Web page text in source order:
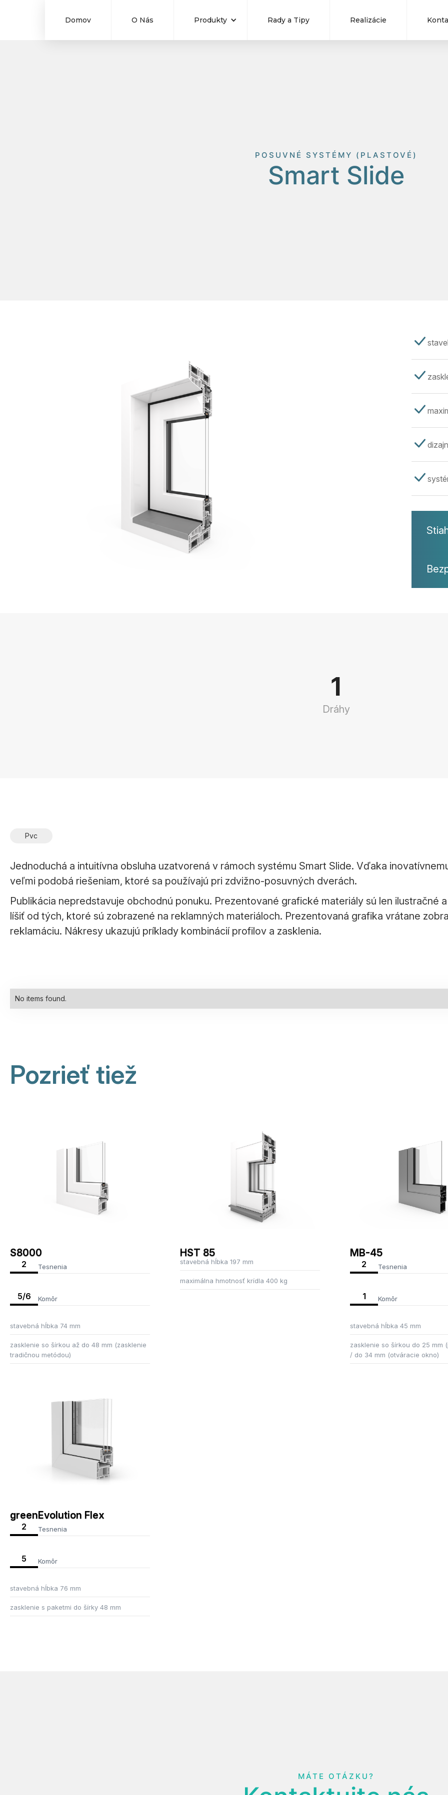
Domov O Nás Produkty Rady a Tipy Realizácie
POSUVNÉ SYSTÉMY (PLASTOVÉ)
Smart Slide
1
Dráhy
Pvc
Jednoduchá a intuitívna obsluha uzatvorená v rámoch systému Smart Slide. Vďaka
veľmi podobá riešeniam, ktoré sa používajú pri zdvižno-posuvných dverách.
Publikácia nepredstavuje obchodnú ponuku. Prezentované grafické materiály sú len
líšiť od tých, ktoré sú zobrazené na reklamných materiáloch. Prezentovaná grafika vrátane
reklamáciu. Nákresy ukazujú príklady kombinácií profilov a zasklenia.
No items found.
Pozrieť tiež
S8000
2 Tesnenia
5/6 Komôr
stavebná hĺbka 74 mm
zasklenie so šírkou až do 48 mm (zasklenie
tradičnou metódou)
HST 85
stavebná hĺbka 197 mm
maximálna hmotnosť krídla 400 kg
MB-45
2 Tesnenia
1 Komôr
stavebná hĺbka 45 mm
zasklenie so šírkou do 25 mm
/ do 34 mm (otváracie okno)
greenEvolution Flex
2 Tesnenia
5 Komôr
stavebná hĺbka 76 mm
zasklenie s paketmi do šírky 48 mm
MÁTE OTÁZKU?